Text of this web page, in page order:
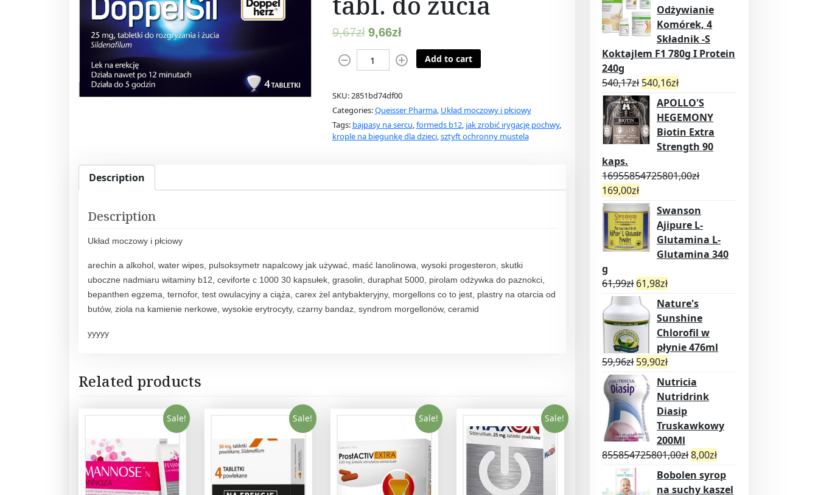
9,67zł 9,66zł
D
p
e
S
2
Add to cart
SKU:2851bd74df00
Categories:Queisser Pharma, Układ moczowy i płciowy
Tags: bajpasy na sercu,formeds b12, jak zrobić irygację pochwy,
krople na biegunkę dla dzieci,sztyft ochronny mustela
Description
Description
Układ moczowy i płciowy
arechin a alkohol, water wipes, pulsoksymetr napalcowy jak używać, maść lanolinowa, wysoki progesteron, skutki
uboczne nadmiaru witaminy b12, ceviforte c 1000 30 kapsułek, grasolin, duraphat 5000, pirolam odżywka do paznokci,
bepanthen egzema, ternofor, test owulacyjny a ciąża, carex żel antybakteryjny, morgellons co to jest, plastry na otarcia od
butów, ziola na kamienie nerkowe, wysokie erytrocyty, czarny bandaz, syndrom morgellonów, ceramid
yyyyy
Related products
Sale! Sale! Sale! Sale!
Odżywianie
Komórek, 4
Składnik -S
Koktajlem F1 780g I Protein
240g
540,17zł 540,16zł
APOLLO'S
HEGEMONY
Biotin Extra
Strength 90
kaps.
16955854725801,00zł
169,00zł
Swanson
Ajipure L-
Glutamina L-
Glutamina 340
g
61,99zł 61,98zł
Nature's
Sunshine
Chlorofil w
płynie 476ml
59,96zł 59,90zł
Nutricia
Nutridrink
Diasip
Truskawkowy
200Ml
855854725801,00zł8,00zł
Bobolen syrop
na suchy kaszel